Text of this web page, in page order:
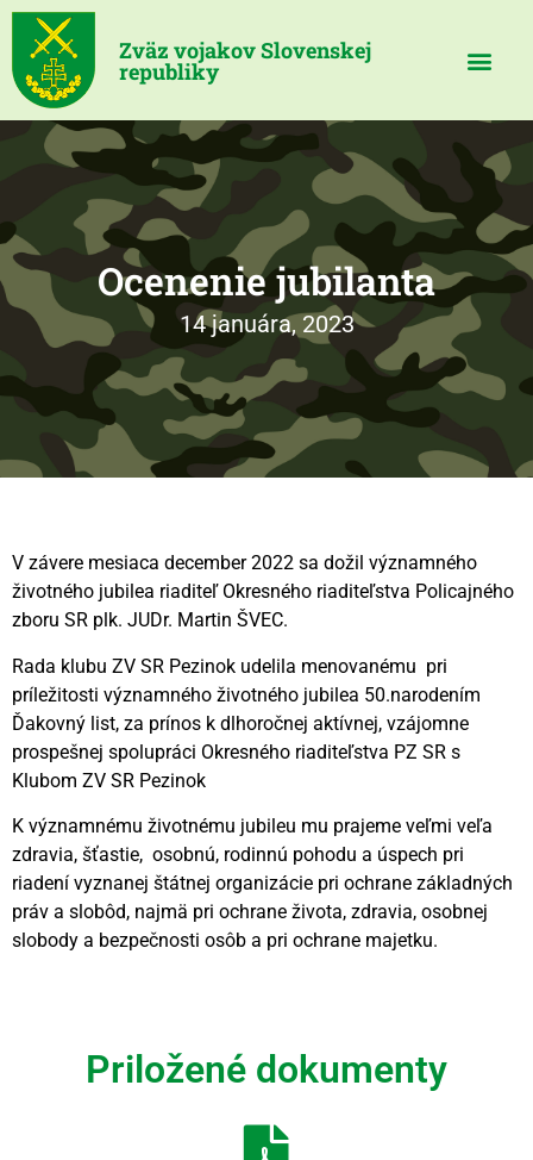
Zväz vojakov Slovenskej
republiky
Ocenenie jubilanta
14 januára, 2023
V závere mesiaca december 2022 sa dožil významného
životného jubilea riaditeľ Okresného riaditeľstva Policajného
zboru SR plk. JUDr. Martin ŠVEC.
Rada klubu ZV SR Pezinok udelila menovanému pri
príležitosti významného životného jubilea 50.narodením
Ďakovný list, za prínos k dlhoročnej aktívnej, vzájomne
prospešnej spolupráci Okresného riaditeľstva PZ SR s
Klubom ZV SR Pezinok
K významnému životnému jubileu mu prajeme veľmi veľa
zdravia, šťastie, osobnú, rodinnú pohodu a úspech pri
riadení vyznanej štátnej organizácie pri ochrane základných
práv a slobôd, najmä pri ochrane života, zdravia, osobnej
slobody a bezpečnosti osôb a pri ochrane majetku.
Priložené dokumenty